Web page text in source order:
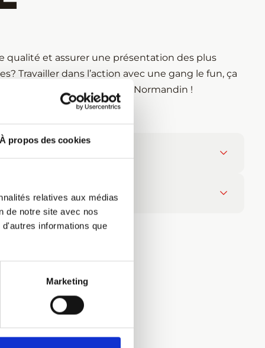
À propos des cookies
relatives aux médias
de notre site avec nos
informations que
Marketing
qualité et assurer une présentation des plus
Travailler dans l’action avec une gang le fun, ça
et rejoins la famille Normandin !